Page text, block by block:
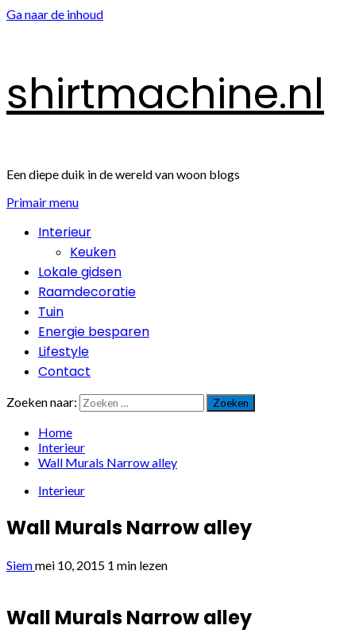
Ga naar de inhoud
shirtmachine.nl
Een diepe duik in de wereld van woon blogs
Primair menu
Interieur
Keuken
Lokale gidsen
Raamdecoratie
Tuin
Energie besparen
Lifestyle
Contact
Zoeken naar:
Home
Interieur
Wall Murals Narrow alley
Interieur
Wall Murals Narrow alley
Siemmei 10, 2015 1 min lezen
Wall Murals Narrow alley